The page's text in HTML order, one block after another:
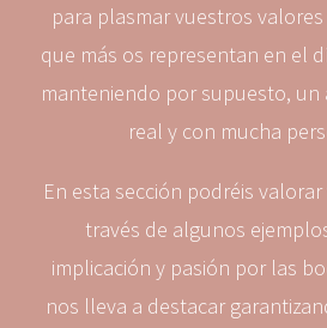
para plasmar vuestros
que más os representan en el
manteniendo por supuesto, un
real y con mucha
En esta sección podréis
través de algunos
implicación y pasión por las
nos lleva a destacar